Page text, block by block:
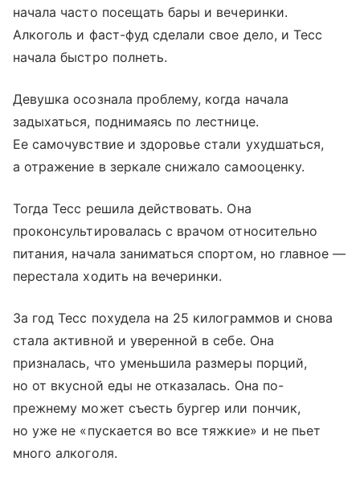
начала часто посещать бары и вечеринки.
Алкоголь и фаст-фуд сделали свое дело, и Тесс
начала быстро полнеть.
Девушка осознала проблему, когда начала
задыхаться, поднимаясь по лестнице.
Ее самочувствие и здоровье стали ухудшаться,
а отражение в зеркале снижало самооценку.
Тогда Тесс решила действовать. Она
проконсультировалась с врачом относительно
питания, начала заниматься спортом, но главное —
перестала ходить на вечеринки.
За год Тесс похудела на 25 килограммов и снова
стала активной и уверенной в себе. Она
призналась, что уменьшила размеры порций,
но от вкусной еды не отказалась. Она по-
прежнему может съесть бургер или пончик,
но уже не «пускается во все тяжкие» и не пьет
много алкоголя.